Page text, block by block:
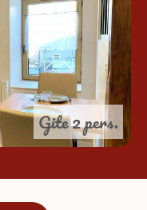
Gite 2 pers.